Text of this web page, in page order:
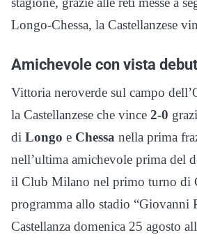
Longo-Chessa, la Castellanzese
Amichevole con vista
Vittoria neroverde sul campo
la Castellanzese che vince 2-0
di Longo e Chessa nella prima
nell’ultima amichevole prima del
il Club Milano nel primo turno di
programma allo stadio “Giovanni
Castellanza domenica 25 agosto